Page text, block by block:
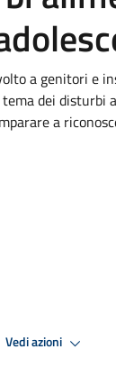
a genitori e
dei disturbi
a
Vedi azioni